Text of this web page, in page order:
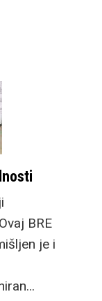
BRE
je i